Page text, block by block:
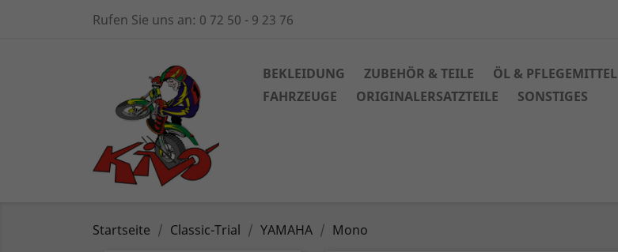
Rufen Sie uns an: 0 72 50 - 9 23 76
BEKLEIDUNG ZUBEHÖR & TEILE ÖL & PFLEGEMITTEL
FAHRZEUGE
ORIGINALERSATZTEILE SONSTIGES
Startseite Classic-Trial YAMAHA Mono